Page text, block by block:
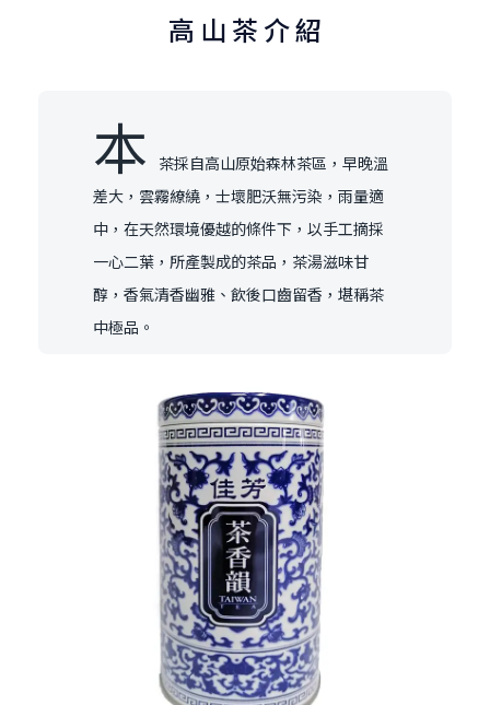
高 山 茶 介 紹
本
茶採自高山原始森林茶區，早晚溫
差大，雲霧繚繞，士壞肥沃無污染，雨量適
中，在天然環境優越的條件下，以手工摘採
一心二葉，所產製成的茶品，茶湯滋味甘
醇，香氣清香幽雅、飲後口齒留香，堪稱茶
中極品。